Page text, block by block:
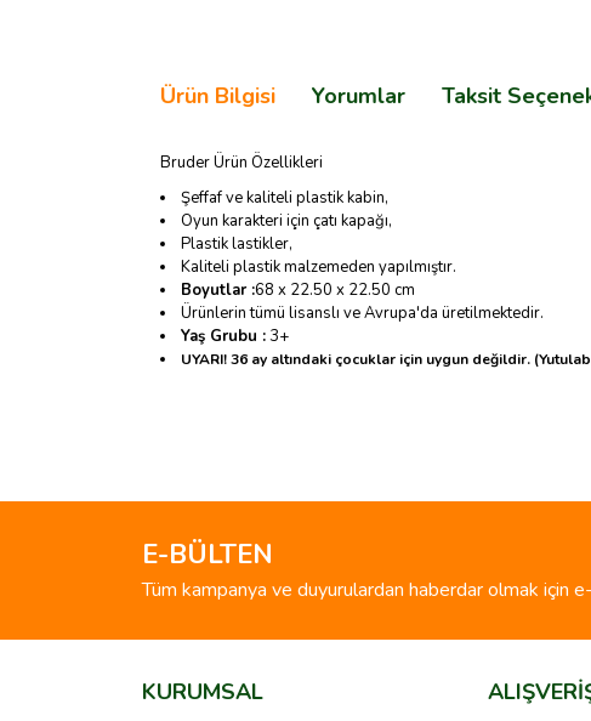
Ürün Bilgisi Yorumlar Taksit
Bruder Ürün Özellikleri
Şeffaf ve kaliteli plastik kabin,
Oyun karakteri için çatı kapağı,
Plastik lastikler,
Kaliteli plastik malzemeden yapılmıştır.
Boyutlar :68 x 22.50 x 22.50 cm
Ürünlerin tümü lisanslı ve Avrupa'da üretilmektedir.
Yaş Grubu :3+
UYARI! 36 ay altındaki çocuklar için uygun değildir.
Ürün resmi kalitesiz, bozuk veya görüntülenemiyor.
Bu ürüne benzer farklı alternatifler olmalı.
E-BÜLTEN
Tüm kampanya ve duyurulardan haberdar olmak için
KURUMSAL